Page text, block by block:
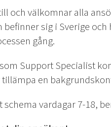
och välkomnar alla
sig i Sverige
gång.
Support Specialist
en
schema vardagar 7-18,